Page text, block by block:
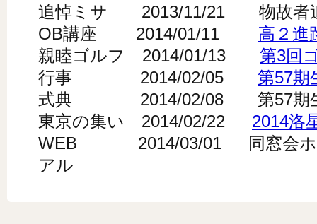
追悼ミサ 2013/11/21 物故者
OB講座 2014/01/11 高２進
親睦ゴルフ 2014/01/13 第3回
行事 2014/02/05 第57期
式典 2014/02/08 第57期生
東京の集い 2014/02/22 2014洛
WEB 2014/03/01 同窓会ホー
アル